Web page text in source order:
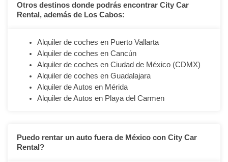
Otros destinos donde podrás encontrar City Car
Rental, además de Los Cabos:
Alquiler de coches en Puerto Vallarta
Alquiler de coches en Cancún
Alquiler de coches en Ciudad de México (CDMX)
Alquiler de coches en Guadalajara
Alquiler de Autos en Mérida
Alquiler de Autos en Playa del Carmen
Puedo rentar un auto fuera de México con City Car
Rental?